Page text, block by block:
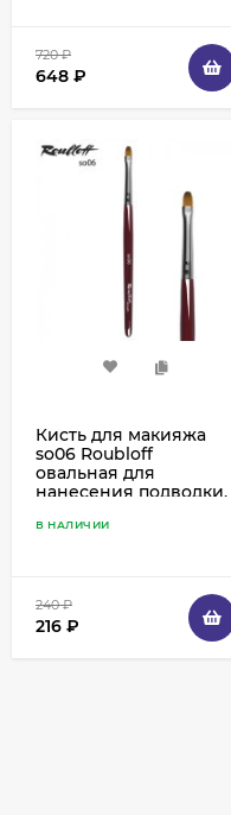
720₽
648 ₽
Кисть для макияжа
so06 Roubloff
овальная для
нанесения подводки,
акварели, имитация
В НАЛИЧИИ
240₽
216 ₽